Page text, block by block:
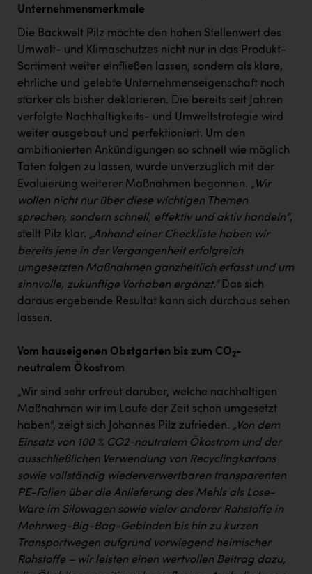
Unternehmensmerkmale
Die Backwelt Pilz möchte den hohen Stellenwert des
Umwelt- und Klimaschutzes nicht nur in das Produkt-
Sortiment weiter einfließen lassen, sondern als klare,
ehrliche und gelebte Unternehmenseigenschaft noch
stärker als bisher deklarieren. Die bereits seit Jahren
verfolgte Nachhaltigkeits- und Umweltstrategie wird
weiter ausgebaut und perfektioniert. Um den
ambitionierten Ankündigungen so schnell wie möglich
Taten folgen zu lassen, wurde unverzüglich mit der
Evaluierung weiterer Maßnahmen begonnen. „Wir
wollen nicht nur über diese wichtigen Themen
sprechen, sondern schnell, effektiv und aktiv handeln“,
stellt Pilz klar. „Anhand einer Checkliste haben wir
bereits jene in der Vergangenheit erfolgreich
umgesetzten Maßnahmen ganzheitlich erfasst und um
sinnvolle, zukünftige Vorhaben ergänzt.“Das sich
daraus ergebende Resultat kann sich durchaus sehen
lassen.
Vom hauseigenen Obstgarten bis zum CO2-
neutralem Ökostrom
„Wir sind sehr erfreut darüber, welche nachhaltigen
Maßnahmen wir im Laufe der Zeit schon umgesetzt
haben“, zeigt sich Johannes Pilz zufrieden. „Von dem
Einsatz von 100 % CO2-neutralem Ökostrom und der
ausschließlichen Verwendung von Recyclingkartons
sowie vollständig wiederverwertbaren transparenten
PE-Folien über die Anlieferung des Mehls als Lose-
Ware im Silowagen sowie vieler anderer Rohstoffe in
Mehrweg-Big-Bag-Gebinden bis hin zu kurzen
Transportwegen aufgrund vorwiegend heimischer
Rohstoffe – wir leisten einen wertvollen Beitrag dazu,